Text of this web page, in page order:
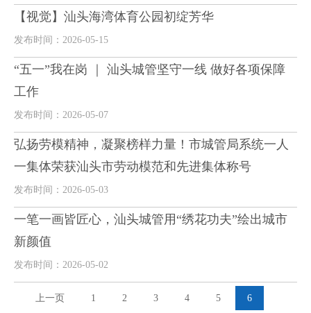
【视觉】汕头海湾体育公园初绽芳华
发布时间：2026-05-15
“五一”我在岗 ｜ 汕头城管坚守一线 做好各项保障
工作
发布时间：2026-05-07
弘扬劳模精神，凝聚榜样力量！市城管局系统一人
一集体荣获汕头市劳动模范和先进集体称号
发布时间：2026-05-03
一笔一画皆匠心，汕头城管用“绣花功夫”绘出城市
新颜值
发布时间：2026-05-02
上一页 1 2 3 4 5 6